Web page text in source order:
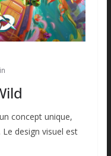
concept unique,
Le design visuel est